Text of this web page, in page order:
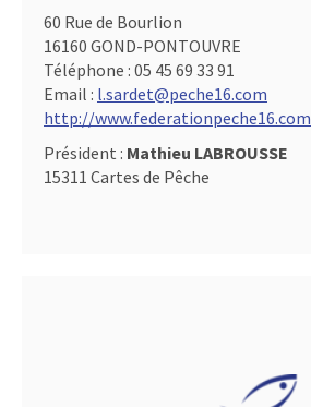
60 Rue de Bourlion
16160 GOND-PONTOUVRE
Téléphone : 05 45 69 33 91
Email : l.sardet@peche16.com
http://www.federationpeche16.com
Président : Mathieu LABROUSSE
15311 Cartes de Pêche